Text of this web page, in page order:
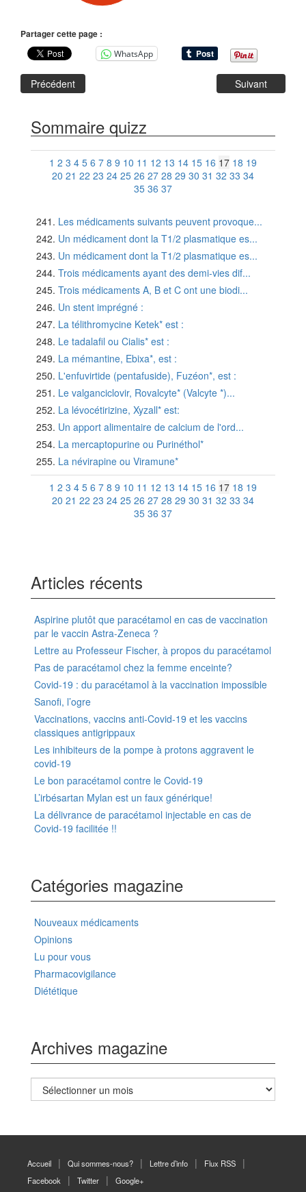
Partager cette page :
WhatsApp
Précédent Suivant
Sommaire quizz
1 2 3 4 5 6 7 8 9 10 11 12 13 14 15 16 17 18 19
20 21 22 23 24 25 26 27 28 29 30 31 32 33 34
35 36 37
Les médicaments suivants peuvent provoque...
Un médicament dont la T1/2 plasmatique es...
Un médicament dont la T1/2 plasmatique es...
Trois médicaments ayant des demi-vies dif...
Trois médicaments A, B et C ont une biodi...
Un stent imprégné :
La télithromycine Ketek* est :
Le tadalafil ou Cialis* est :
La mémantine, Ebixa*, est :
L'enfuvirtide (pentafuside), Fuzéon*, est :
Le valganciclovir, Rovalcyte* (Valcyte *)...
La lévocétirizine, Xyzall* est:
Un apport alimentaire de calcium de l'ord...
La mercaptopurine ou Purinéthol*
La névirapine ou Viramune*
1 2 3 4 5 6 7 8 9 10 11 12 13 14 15 16 17 18 19
20 21 22 23 24 25 26 27 28 29 30 31 32 33 34
35 36 37
Articles récents
Aspirine plutôt que paracétamol en cas de vaccination
par le vaccin Astra-Zeneca ?
Lettre au Professeur Fischer, à propos du paracétamol
Pas de paracétamol chez la femme enceinte?
Covid-19 : du paracétamol à la vaccination impossible
Sanofi, l’ogre
Vaccinations, vaccins anti-Covid-19 et les vaccins
classiques antigrippaux
Les inhibiteurs de la pompe à protons aggravent le
covid-19
Le bon paracétamol contre le Covid-19
L’irbésartan Mylan est un faux générique!
La délivrance de paracétamol injectable en cas de
Covid-19 facilitée !!
Catégories magazine
Nouveaux médicaments
Opinions
Lu pour vous
Pharmacovigilance
Diététique
Archives magazine
Archives
magazine
Accueil Qui sommes-nous? Lettre d’info
Flux RSS
Facebook
Twitter Google+